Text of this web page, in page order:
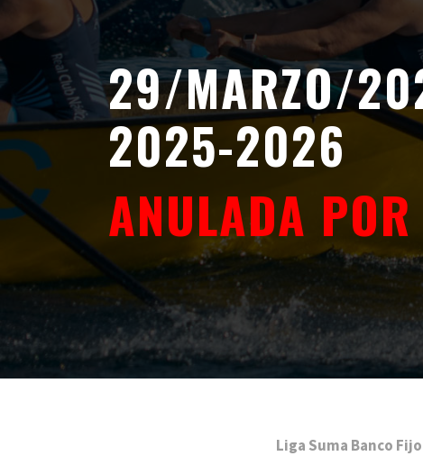
29/MARZO/
2025-2026
ANULADA
Liga Suma Banco Fijo